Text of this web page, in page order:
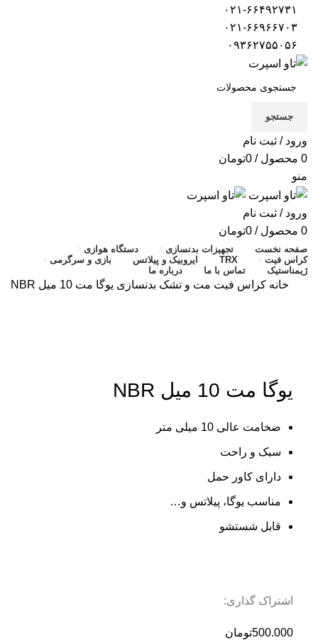
جستجو
ورود / ثبت نام
0 محصول / تومان0
منو
ورود / ثبت نام
0 محصول / تومان0
صفحه نخست تجهیزات بدنسازی
دستگاه هوازی
کراس فیت
TRX ایروبیک و پیلاتس
بازی و سرگرمی
ژیمناستیک
تماس با ما درباره ما
خانه کراس فیت مت و تشک بدنسازی یوگا مت 10 میل NBR
یوگا مت 10 میل NBR
ضخامت عالی 10 میلی متر
سبک و راحت
دارای کاور حمل
مناسب یوگا، پیلاتس و…
قابل شستشو
اشتراک گذاری:
تومان500.000